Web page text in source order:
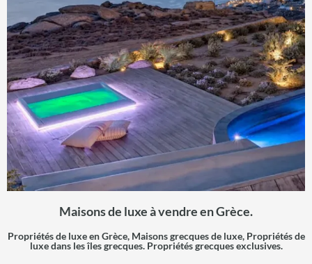
Maisons de luxe à vendre en Grèce.
Propriétés de luxe en Grèce, Maisons grecques de luxe, Propriétés de
luxe dans les îles grecques. Propriétés grecques exclusives.